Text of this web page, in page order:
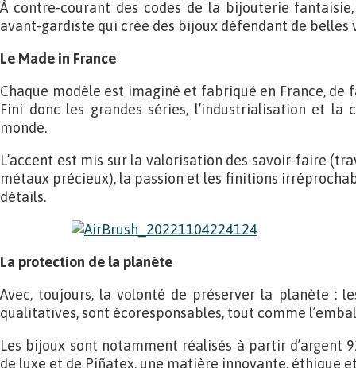
À contre-courant des codes de la bijouterie
avant-gardiste qui crée des bijoux défendant de belles
Le Made in France
Chaque modèle est imaginé et fabriqué en France, de
Fini donc les grandes séries, l’industrialisation et la
monde.
L’accent est mis sur la valorisation des savoir-faire
métaux précieux), la passion et les finitions
détails.
La protection de la planète
Avec, toujours, la volonté de préserver la planète :
qualitatives, sont écoresponsables, tout comme
Les bijoux sont notamment réalisés à partir d’argent
de luxe et de Piñatex, une matière innovante, éthique